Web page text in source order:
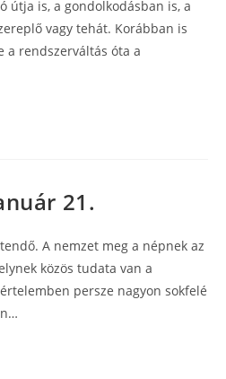
útja is, a gondolkodásban is, a
vagy tehát. Korábban is
a rendszerváltás óta a
21.
A nemzet meg a népnek az
közös tudata van a
persze nagyon sokfelé